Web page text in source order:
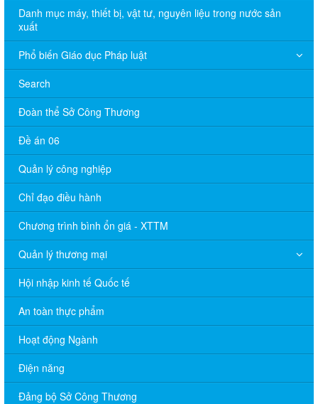
Danh mục máy, thiết bị, vật tư, nguyên liệu trong nước sản
xuất
Phổ biến Giáo dục Pháp luật
Search
Đoàn thể Sở Công Thương
Đề án 06
Quản lý công nghiệp
Chỉ đạo điều hành
Chương trình bình ổn giá - XTTM
Quản lý thương mại
Hội nhập kinh tế Quốc tế
An toàn thực phẩm
Hoạt động Ngành
Điện năng
Đảng bộ Sở Công Thương